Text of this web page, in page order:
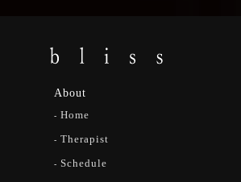
About
Home
Therapist
Schedule